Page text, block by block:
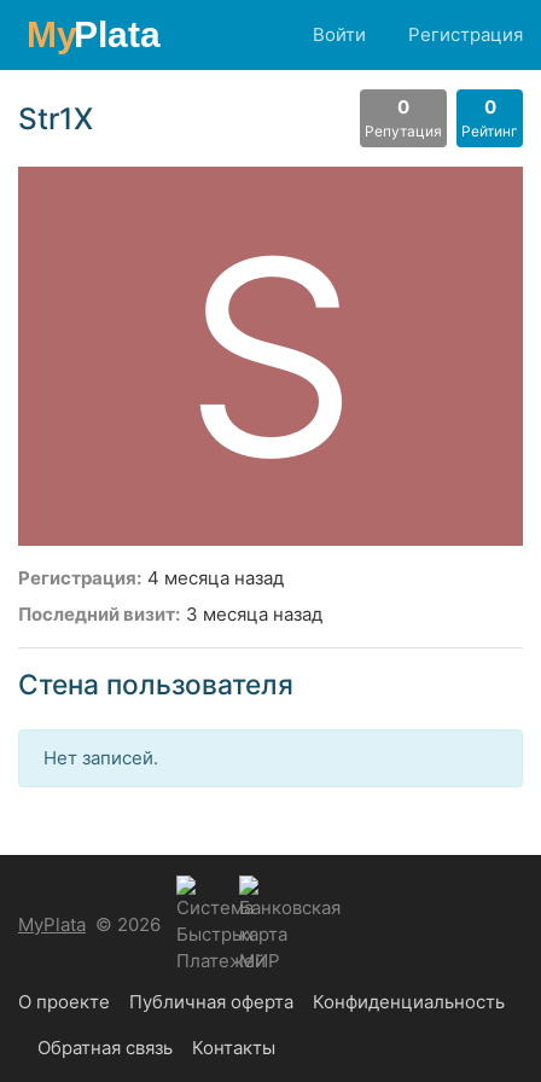
Войти Регистрация
Str1X 0
Репутация
0
Рейтинг
S
Регистрация: 4 месяца назад
Последний визит: 3 месяца назад
Стена пользователя
Нет записей.
MyPlata © 2026
О проекте Публичная оферта
Конфиденциальность
Обратная связь
Контакты